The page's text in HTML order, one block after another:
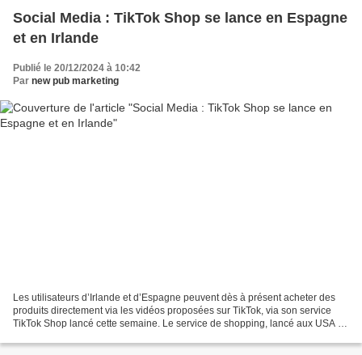
Social Media : TikTok Shop se lance en Espagne
et en Irlande
Publié le 20/12/2024 à 10:42
Par new pub marketing
Les utilisateurs d’Irlande et d’Espagne peuvent dès à présent acheter des
produits directement via les vidéos proposées sur TikTok, via son service
TikTok Shop lancé cette semaine. Le service de shopping, lancé aux USA en